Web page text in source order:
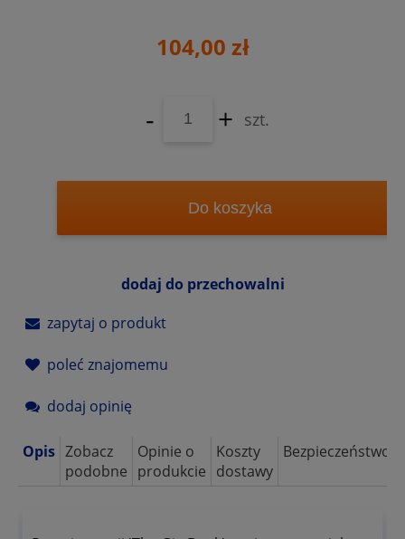
104,00 zł
- + szt.
Do koszyka
dodaj do przechowalni
zapytaj o produkt
poleć znajomemu
dodaj opinię
Opis Zobacz
podobne
Opinie o
produkcie
Koszty
dostawy
Bezpieczeństwo